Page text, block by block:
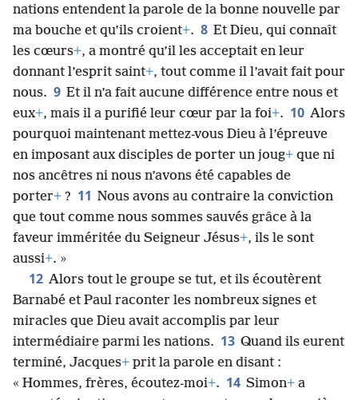
nations entendent la parole de la bonne nouvelle par
ma bouche et qu’ils croient+. 8 Et Dieu, qui connaît
les cœurs+, a montré qu’il les acceptait en leur
donnant l’esprit saint+, tout comme il l’avait fait pour
nous. 9 Et il n’a fait aucune différence entre nous et
eux+, mais il a purifié leur cœur par la foi+. 10 Alors
pourquoi maintenant mettez-vous Dieu à l’épreuve
en imposant aux disciples de porter un joug+ que ni
nos ancêtres ni nous n’avons été capables de
porter+ ? 11 Nous avons au contraire la conviction
que tout comme nous sommes sauvés grâce à la
faveur imméritée du Seigneur Jésus+, ils le sont
aussi+. »
12 Alors tout le groupe se tut, et ils écoutèrent
Barnabé et Paul raconter les nombreux signes et
miracles que Dieu avait accomplis par leur
intermédiaire parmi les nations. 13 Quand ils eurent
terminé, Jacques+ prit la parole en disant :
« Hommes, frères, écoutez-moi+. 14 Simon+ a